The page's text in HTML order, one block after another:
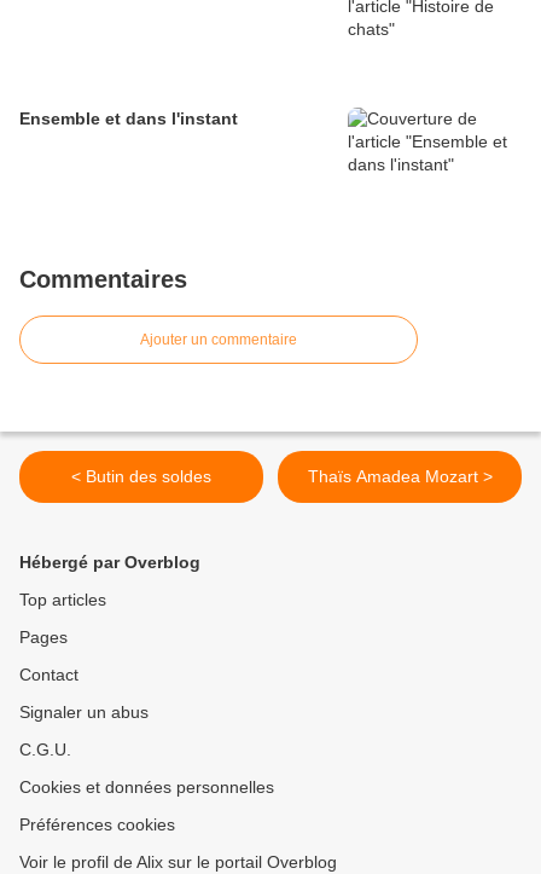
Ensemble et dans l'instant
Commentaires
Ajouter un commentaire
< Butin des soldes Thaïs Amadea Mozart >
Hébergé par Overblog
Top articles
Pages
Contact
Signaler un abus
C.G.U.
Cookies et données personnelles
Préférences cookies
Voir le profil de Alix sur le portail Overblog